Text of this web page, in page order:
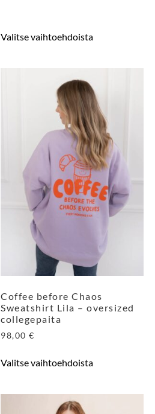
Valitse vaihtoehdoista
Coffee before Chaos
Sweatshirt Lila – oversized
collegepaita
98,00€
Valitse vaihtoehdoista